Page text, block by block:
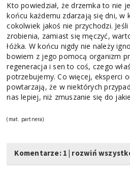
Kto powiedział, że drzemka to nie
końcu każdemu zdarzają się dni, w
cokolwiek jakoś nie przychodzi.
zrobienia, zamiast się męczyć,
łóżka. W końcu nigdy nie należy
bowiem z jego pomocą organizm
regeneracja i sen to coś, czego
potrzebujemy. Co więcej, eksperci
powtarzają, że w niektórych
nas lepiej, niż zmuszanie się do
(mat. partnera)
Komentarze: 1 rozwiń